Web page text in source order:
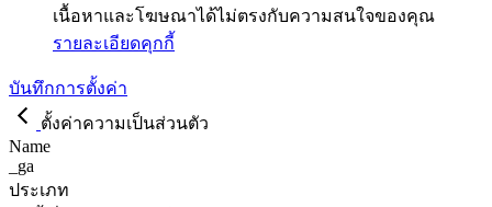
เนื้อหาและโฆษณาได้ไม่ตรงกับความสนใจของคุณ
รายละเอียดคุกกี้
บันทึกการตั้งค่า
ตั้งค่าความเป็นส่วนตัว
Name
_ga
ประเภท